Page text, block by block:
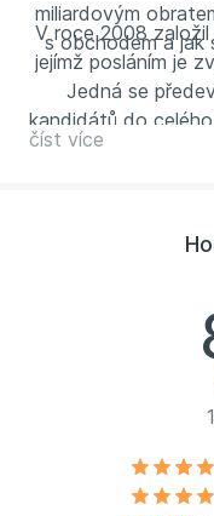
miliardovým
s obchodem a jak
V roce 2008
jejímž posláním je
Jedná se
kandidátů do
o školící a
číst více